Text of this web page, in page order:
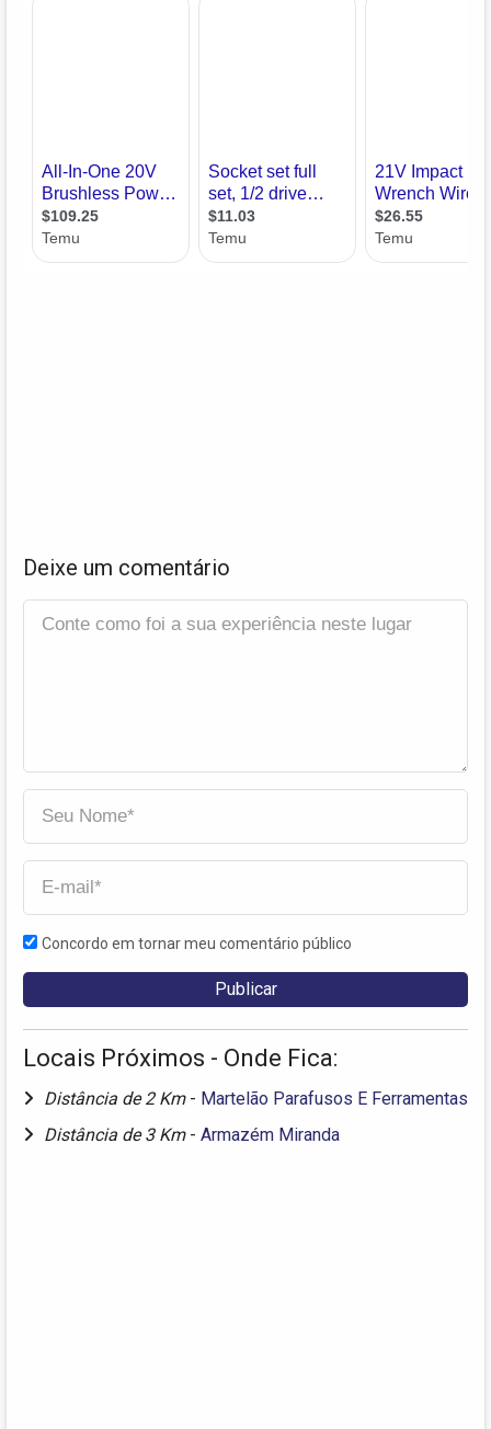
Deixe um comentário
Concordo em tornar meu comentário público
Locais Próximos - Onde Fica:
Distância de 2 Km - Martelão Parafusos E Ferramentas
Distância de 3 Km - Armazém Miranda